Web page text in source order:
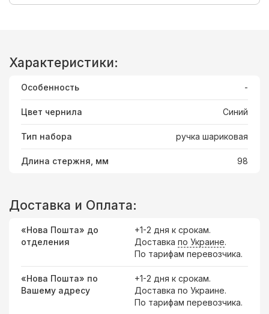
Характеристики:
Особенность -
Цвет чернила Синий
Тип набора ручка шариковая
Длина стержня, мм 98
Доставка и Оплата:
«Нова Пошта» до
отделения
+1-2 дня к срокам.
Доставка по Украине.
По тарифам перевозчика.
«Нова Пошта» по
Вашему адресу
+1-2 дня к срокам.
Доставка по Украине.
По тарифам перевозчика.